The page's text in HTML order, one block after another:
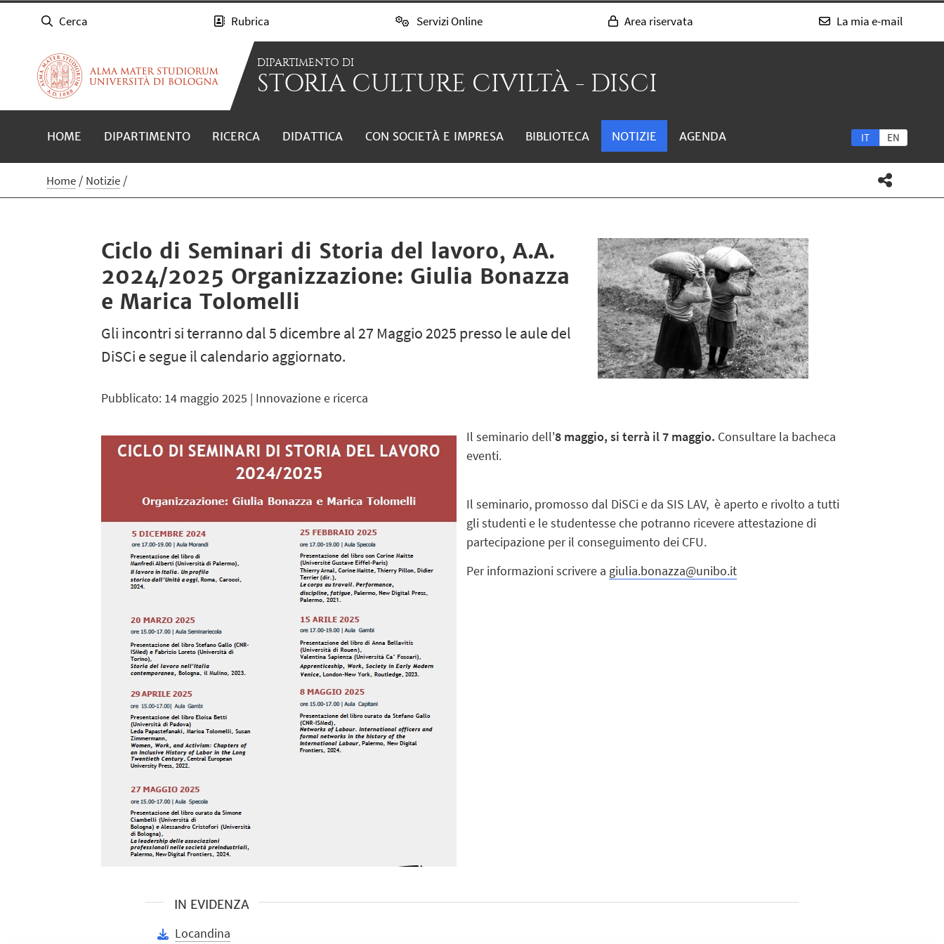
Cerca Rubrica Servizi Online Area riservata La mia e-mail
DIPARTIMENTO DI
STORIA CULTURE CIVILTÀ - DISCI
IT EN
HOME DIPARTIMENTO RICERCA DIDATTICA CON SOCIETÀ E IMPRESA BIBLIOTECA NOTIZIE AGENDA
Home Notizie
Ciclo di Seminari di Storia del lavoro, A.A.
2024/2025 Organizzazione: Giulia Bonazza
e Marica Tolomelli
Gli incontri si terranno dal 5 dicembre al 27 Maggio 2025 presso le aule del
DiSCi e segue il calendario aggiornato.
Pubblicato: 14 maggio 2025 | Innovazione e ricerca
Il seminario dell'8 maggio, si terrà il 7 maggio. Consultare la bacheca
eventi.
Il seminario, promosso dal DiSCi e da SIS LAV, è aperto e rivolto a tutti
gli studenti e le studentesse che potranno ricevere attestazione di
partecipazione per il conseguimento dei CFU.
Per informazioni scrivere a giulia.bonazza@unibo.it
IN EVIDENZA
Locandina